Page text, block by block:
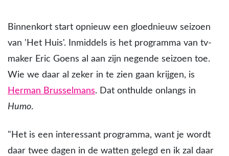
Binnenkort start opnieuw een gloednieuw seizoen
van 'Het Huis'. Inmiddels is het programma van tv-
maker Eric Goens al aan zijn negende seizoen toe.
Wie we daar al zeker in te zien gaan krijgen, is
Herman Brusselmans. Dat onthulde onlangs in
Humo.
"Het is een interessant programma, want je wordt
daar twee dagen in de watten gelegd en ik zal daar